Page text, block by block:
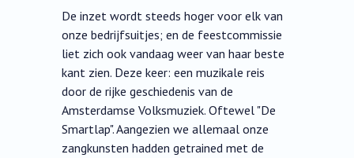
De inzet wordt steeds hoger voor elk van
onze bedrijfsuitjes; en de feestcommissie
liet zich ook vandaag weer van haar beste
kant zien. Deze keer: een muzikale reis
door de rijke geschiedenis van de
Amsterdamse Volksmuziek. Oftewel "De
Smartlap". Aangezien we allemaal onze
zangkunsten hadden getrained met de